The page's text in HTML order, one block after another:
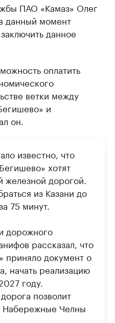
ПАО «Камаз» Олег
данный момент
данное
оплатить
ветки между
и
он.
известно, что
хотят
железной дорогой.
из Казани до
75 минут.
дорожного
рассказал, что
документ о
начать реализацию
году.
позволит
Набережные Челны